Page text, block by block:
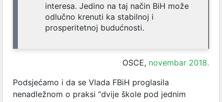
interesa. Jedino na taj način BiH može
odlučno krenuti ka stabilnoj i
prosperitetnoj budućnosti.
OSCE, novembar 2018.
Podsjećamo i da se Vlada FBiH proglasila
nenadležnom o praksi “dvije škole pod jednim